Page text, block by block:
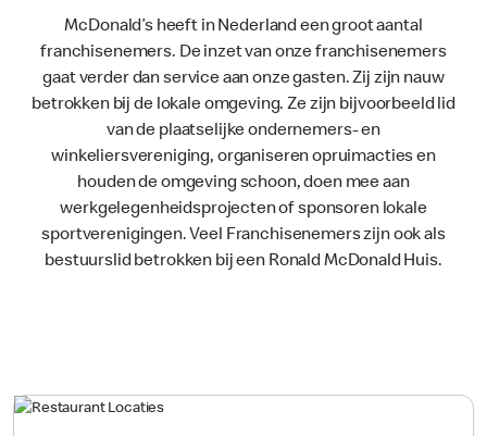
McDonald’s heeft in Nederland een groot aantal
franchisenemers. De inzet van onze franchisenemers
gaat verder dan service aan onze gasten. Zij zijn nauw
betrokken bij de lokale omgeving. Ze zijn bijvoorbeeld lid
van de plaatselijke ondernemers- en
winkeliersvereniging, organiseren opruimacties en
houden de omgeving schoon, doen mee aan
werkgelegenheidsprojecten of sponsoren lokale
sportverenigingen. Veel Franchisenemers zijn ook als
bestuurslid betrokken bij een Ronald McDonald Huis.